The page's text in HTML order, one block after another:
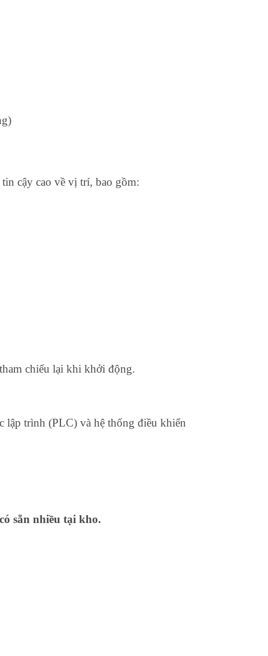
cậy cao về vị trí, bao gồm:
chiếu lại khi khởi động.
lập trình (PLC) và hệ thống điều khiển
sẵn nhiều tại kho.